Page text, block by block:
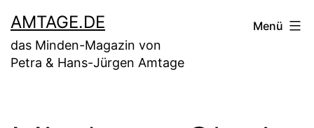
Zum
Inhalt
springen
AMTAGE.DE
das Minden-Magazin von
Petra & Hans-Jürgen Amtage
Menü